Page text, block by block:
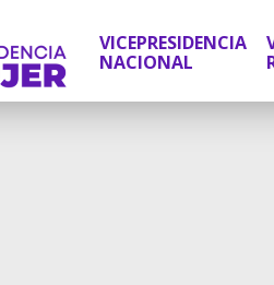
VICEPRESIDENCIA
NACIONAL